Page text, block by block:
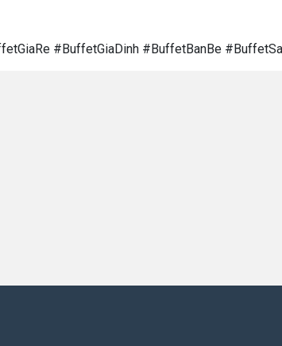
#BuffetGiaDinh #BuffetBanBe